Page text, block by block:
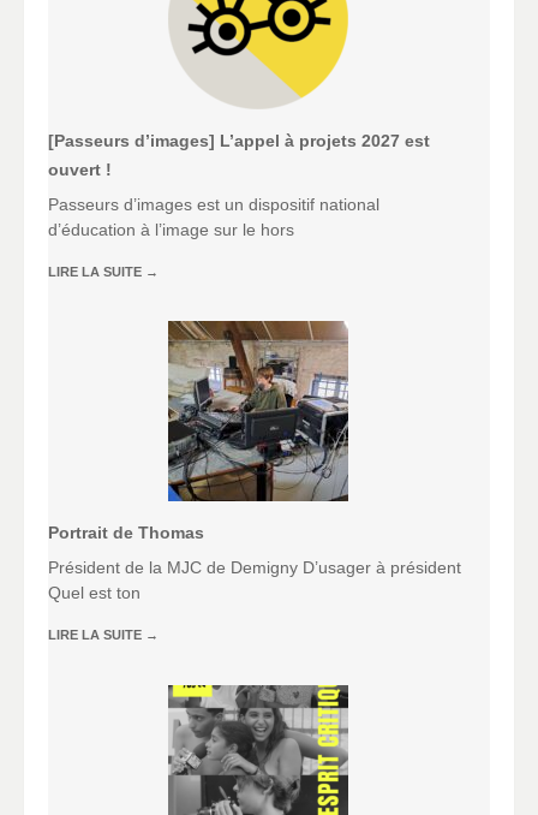
[Passeurs d’images] L’appel à projets 2027 est
ouvert !
Passeurs d’images est un dispositif national
d’éducation à l’image sur le hors
LIRE LA SUITE →
Portrait de Thomas
Président de la MJC de Demigny D’usager à président
Quel est ton
LIRE LA SUITE →